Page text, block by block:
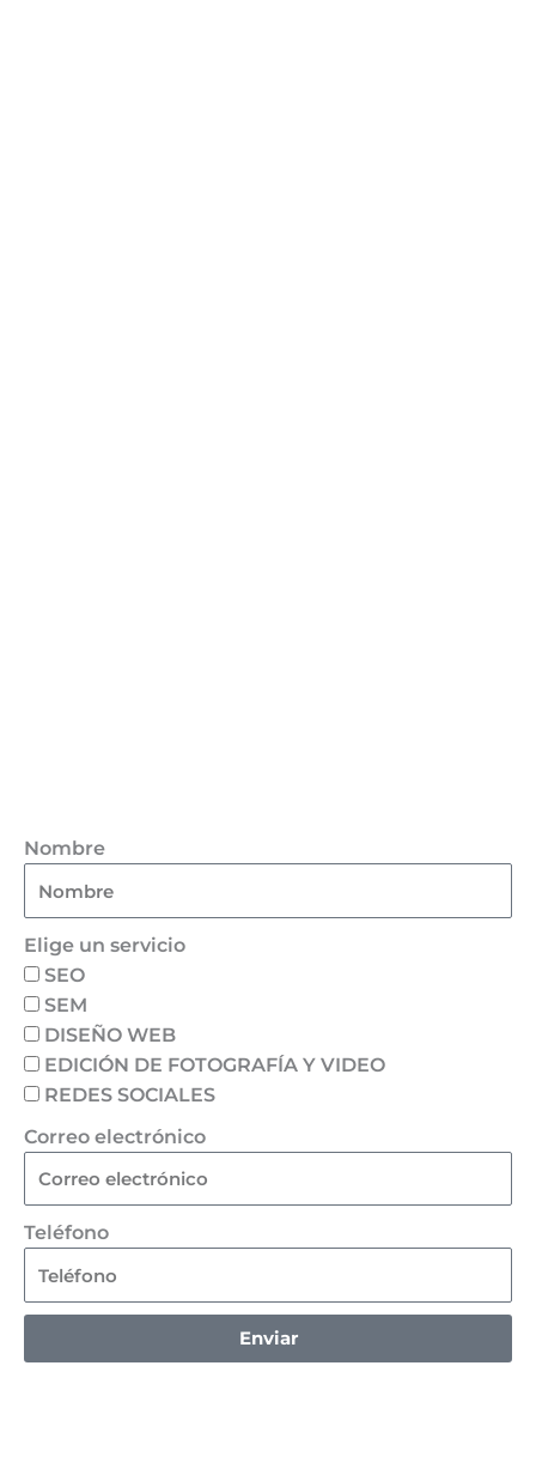
Nombre
Elige un servicio
SEO
SEM
DISEÑO WEB
EDICIÓN DE FOTOGRAFÍA Y VIDEO
REDES SOCIALES
Correo electrónico
Teléfono
Enviar